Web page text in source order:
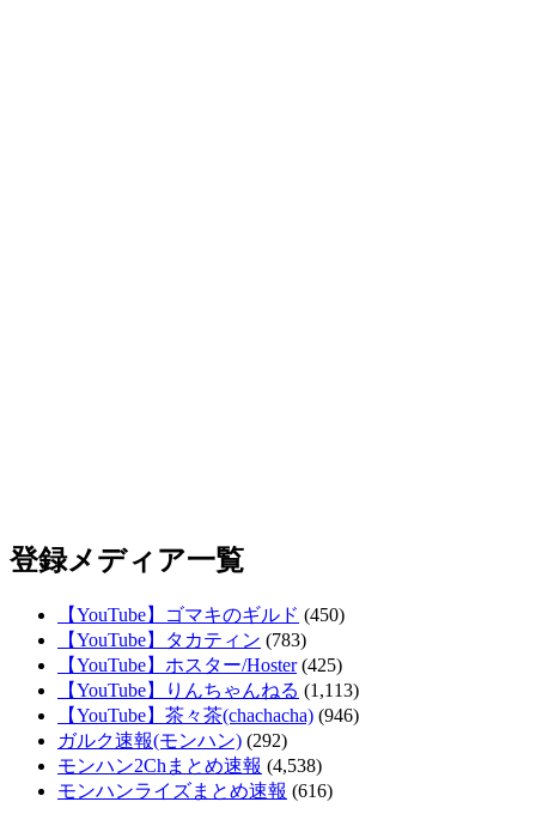
登録メディア一覧
【YouTube】ゴマキのギルド (450)
【YouTube】タカティン (783)
【YouTube】ホスター/Hoster(425)
【YouTube】りんちゃんねる (1,113)
【YouTube】茶々茶(chachacha) (946)
ガルク速報(モンハン) (292)
モンハン2Chまとめ速報 (4,538)
モンハンライズまとめ速報 (616)